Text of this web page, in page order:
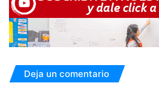
Deja un comentario